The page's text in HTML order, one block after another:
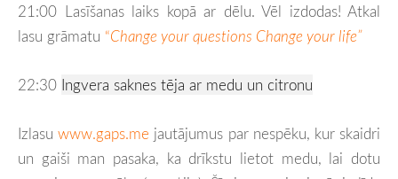
21:00 Lasīšanas laiks kopā ar dēlu. Vēl izdodas! Atkal
lasu grāmatu “Change your questions Change your life”
22:30 Ingvera saknes tēja ar medu un citronu
Izlasuwww.gaps.me jautājumus par nespēku, kur skaidri
un gaiši man pasaka, ka drīkstu lietot medu, lai dotu